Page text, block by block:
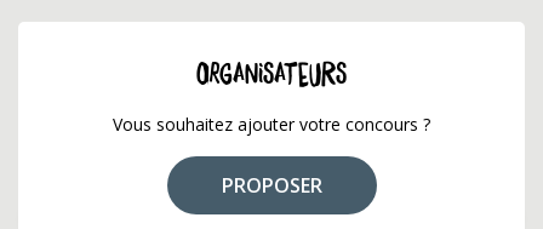
ORGANISATEURS
Vous souhaitez ajouter votre concours ?
PROPOSER